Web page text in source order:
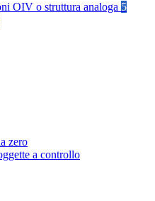
OIV o struttura analoga 5
zero
a controllo